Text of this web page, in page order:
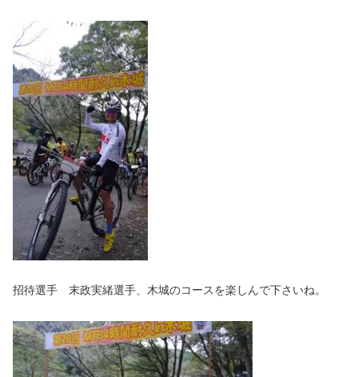
招待選手 末政実緒選手、木城のコースを楽しんで下さいね。